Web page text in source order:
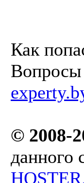
Как
Вопросы
© 2008-
данного